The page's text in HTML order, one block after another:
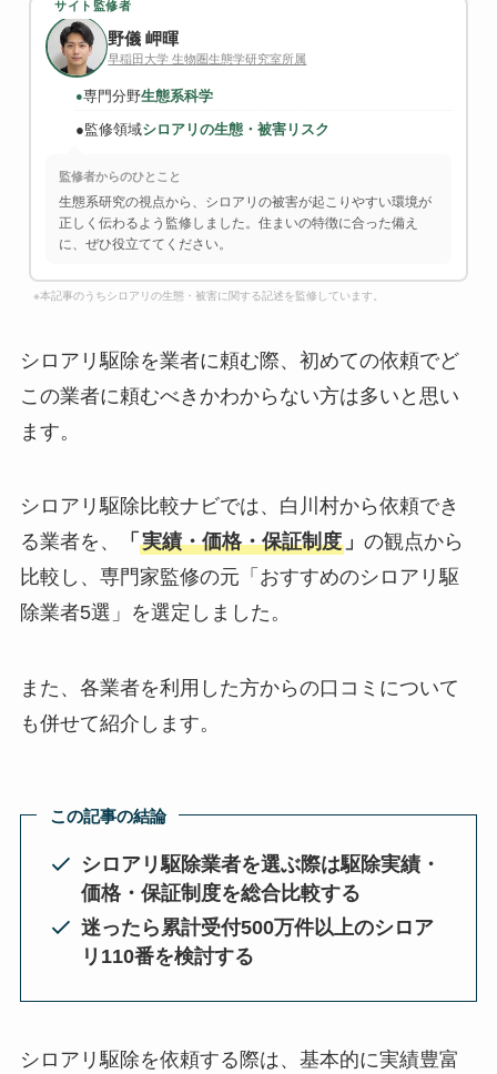
サイト監修者
野儀 岬暉
早稲田大学 生物圏生態学研究室所属
●専門分野生態系科学
●監修領域シロアリの生態・被害リスク
監修者からのひとこと
生態系研究の視点から、シロアリの被害が起こりやすい環境が
正しく伝わるよう監修しました。住まいの特徴に合った備え
に、ぜひ役立ててください。
※本記事のうちシロアリの生態・被害に関する記述を監修しています。
シロアリ駆除を業者に頼む際、初めての依頼でど
この業者に頼むべきかわからない方は多いと思い
ます。
シロアリ駆除比較ナビでは、白川村から依頼でき
る業者を、
「 実績・価格・保証制度」 の観点から
比較し、専門家監修の元「おすすめのシロアリ駆
除業者5選」を選定しました。
また、各業者を利用した方からの口コミについて
も併せて紹介します。
この記事の結論
シロアリ駆除業者を選ぶ際は駆除実績・
価格・保証制度を総合比較する
迷ったら累計受付500万件以上のシロア
リ110番を検討する
シロアリ駆除を依頼する際は、基本的に実績豊富